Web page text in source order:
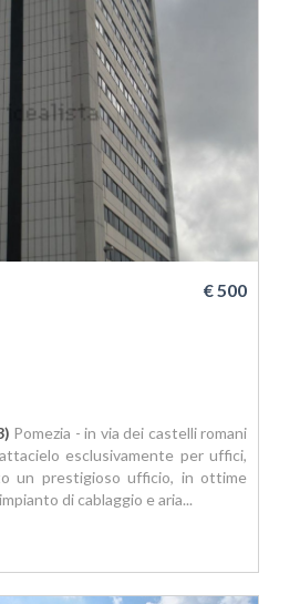
€ 500
Pomezia - in via dei castelli romani
esclusivamente per uffici,
un prestigioso ufficio, in ottime
di cablaggio e aria...